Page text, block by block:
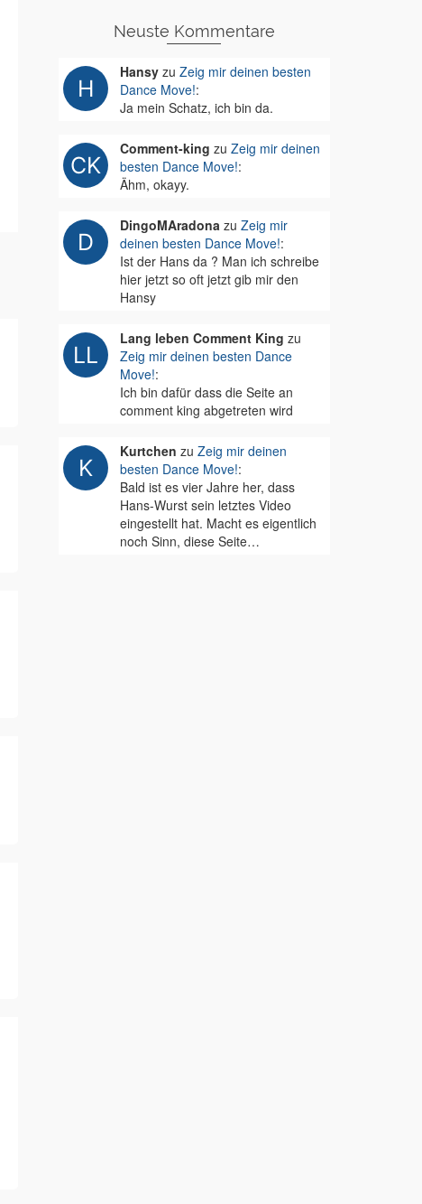
Neuste Kommentare
Hansyzu Zeig mir deinen besten
Dance Move!:
Ja mein Schatz, ich bin da.
Comment-king zu Zeig mir deinen
besten Dance Move!:
Ähm, okayy.
DingoMAradonazu Zeig mir
deinen besten Dance Move!:
Ist der Hans da ? Man ich schreibe
hier jetzt so oft jetzt gib mir den
Hansy
Lang leben Comment King zu
Zeig mir deinen besten Dance
Move!:
Ich bin dafür dass die Seite an
comment king abgetreten wird
Kurtchen zu Zeig mir deinen
besten Dance Move!:
Bald ist es vier Jahre her, dass
Hans-Wurst sein letztes Video
eingestellt hat. Macht es eigentlich
noch Sinn, diese Seite…